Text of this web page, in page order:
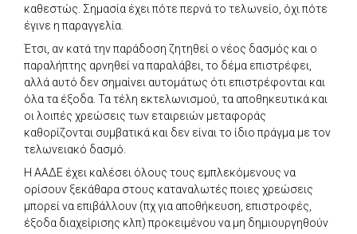
καθεστώς. Σημασία έχει πότε περνά το τελωνείο, όχι πότε
έγινε η παραγγελία.
Έτσι, αν κατά την παράδοση ζητηθεί ο νέος δασμός και ο
παραλήπτης αρνηθεί να παραλάβει, το δέμα επιστρέφει,
αλλά αυτό δεν σημαίνει αυτομάτως ότι επιστρέφονται και
όλα τα έξοδα. Τα τέλη εκτελωνισμού, τα αποθηκευτικά και
οι λοιπές χρεώσεις των εταιρειών μεταφοράς
καθορίζονται συμβατικά και δεν είναι το ίδιο πράγμα με τον
τελωνειακό δασμό.
Η ΑΑΔΕ έχει καλέσει όλους τους εμπλεκόμενους να
ορίσουν ξεκάθαρα στους καταναλωτές ποιες χρεώσεις
μπορεί να επιβάλλουν (πχ για αποθήκευση, επιστροφές,
έξοδα διαχείρισης κλπ) προκειμένου να μη δημιουργηθούν